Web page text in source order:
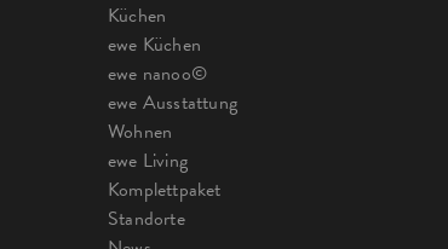
Küchen
ewe Küchen
ewe nanoo©
ewe Ausstattung
Wohnen
ewe Living
Komplettpaket
Standorte